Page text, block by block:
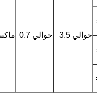
حوالي 3.5 حوالي 0.7 ماكس